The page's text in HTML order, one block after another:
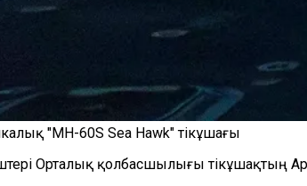
"MH-60S Sea Hawk" тікұшағы
Орталық қолбасшылығы тікұшақтың